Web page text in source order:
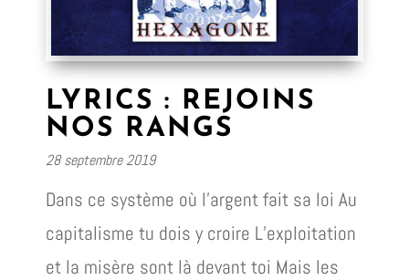
LYRICS : REJOINS
NOS RANGS
28 septembre 2019
Dans ce système où l’argent fait sa loi Au
capitalisme tu dois y croire L’exploitation
et la misère sont là devant toi Mais les